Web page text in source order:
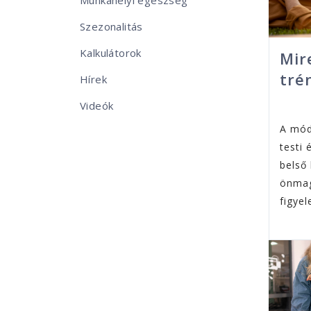
Szezonalitás
Kalkulátorok
Hírek
Videók
A
testi
belső